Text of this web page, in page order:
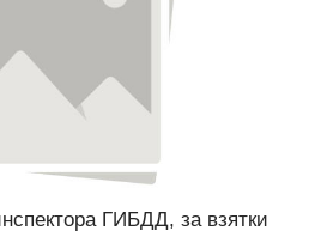
ГИБДД, за взятки